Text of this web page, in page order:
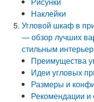
Наклейки
Угловой шкаф в
— обзор лучших
стильным
Преимущества
Идеи угловых
Размеры и
Рекомендации и